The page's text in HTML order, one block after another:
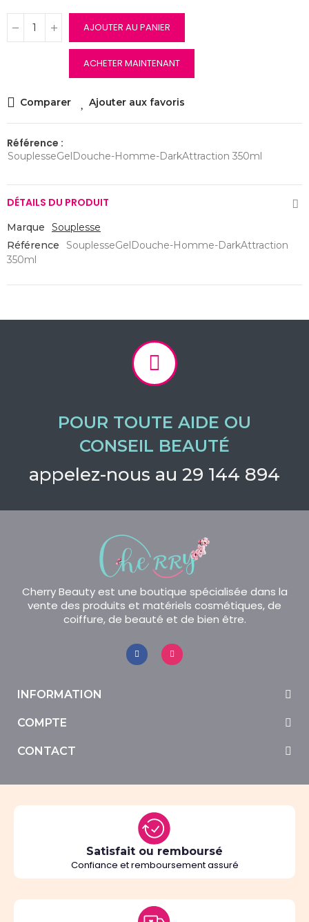
AJOUTER AU PANIER
ACHETER MAINTENANT
Comparer Ajouter aux favoris
Référence :
SouplesseGelDouche-Homme-DarkAttraction 350ml
DÉTAILS DU PRODUIT
Marque
Souplesse
Référence
SouplesseGelDouche-Homme-DarkAttraction
350ml
POUR TOUTE AIDE OU
CONSEIL BEAUTÉ
appelez-nous au 29 144 894
Cherry Beauty est une boutique spécialisée dans la
vente des produits et matériels cosmétiques, de
coiffure, de beauté et de bien être.
INFORMATION
COMPTE
CONTACT
Satisfait ou remboursé
Confiance et remboursement assuré